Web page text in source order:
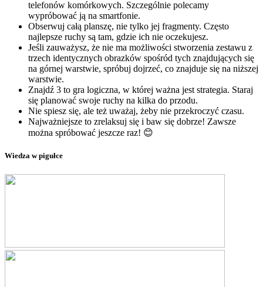
telefonów komórkowych. Szczególnie polecamy
wypróbować ją na smartfonie.
Obserwuj całą planszę, nie tylko jej fragmenty. Często
najlepsze ruchy są tam, gdzie ich nie oczekujesz.
Jeśli zauważysz, że nie ma możliwości stworzenia zestawu z
trzech identycznych obrazków spośród tych znajdujących się
na górnej warstwie, spróbuj dojrzeć, co znajduje się na niższej
warstwie.
Znajdź 3 to gra logiczna, w której ważna jest strategia. Staraj
się planować swoje ruchy na kilka do przodu.
Nie spiesz się, ale też uważaj, żeby nie przekroczyć czasu.
Najważniejsze to zrelaksuj się i baw się dobrze! Zawsze
można spróbować jeszcze raz! 😊
Wiedza w pigułce